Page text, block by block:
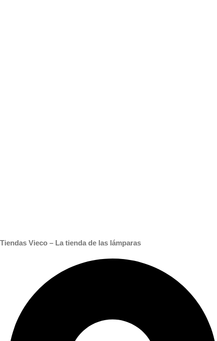
Tiendas Vieco – La tienda de las lámparas